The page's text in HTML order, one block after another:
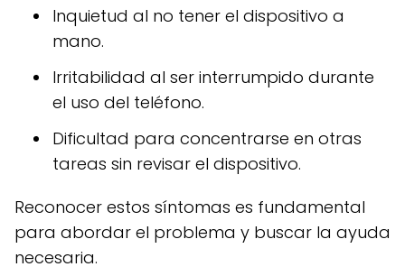
Inquietud al no tener el dispositivo a
mano.
Irritabilidad al ser interrumpido durante
el uso del teléfono.
Dificultad para concentrarse en otras
tareas sin revisar el dispositivo.
Reconocer estos síntomas es fundamental
para abordar el problema y buscar la ayuda
necesaria.